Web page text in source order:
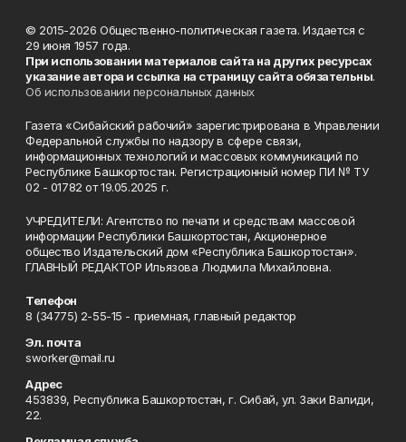
© 2015-2026 Общественно-политическая газета. Издается с
29 июня 1957 года.
При использовании материалов сайта на других ресурсах
указание автора и ссылка на страницу сайта обязательны.
Об использовании персональных данных
Газета «Сибайский рабочий» зарегистрирована в Управлении
Федеральной службы по надзору в сфере связи,
информационных технологий и массовых коммуникаций по
Республике Башкортостан. Регистрационный номер ПИ № ТУ
02 - 01782 от 19.05.2025 г.
УЧРЕДИТЕЛИ: Агентство по печати и средствам массовой
информации Республики Башкортостан, Акционерное
общество Издательский дом «Республика Башкортостан».
ГЛАВНЫЙ РЕДАКТОР Ильязова Людмила Михайловна.
Телефон
8 (34775) 2-55-15 - приемная, главный редактор
Эл. почта
sworker@mail.ru
Адрес
453839, Республика Башкортостан, г. Сибай, ул. Заки Валиди,
22.